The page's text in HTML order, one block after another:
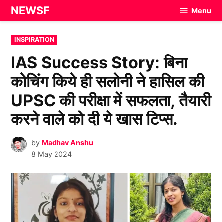
Skip
to
content
NEWSF Menu
POSTED
IN
INSPIRATION
IAS Success Story: बिना
कोचिंग किये ही सलोनी ने हासिल की
UPSC की परीक्षा में सफलता, तैयारी
करने वाले को दी ये खास टिप्स.
by Madhav Anshu
8 May 2024